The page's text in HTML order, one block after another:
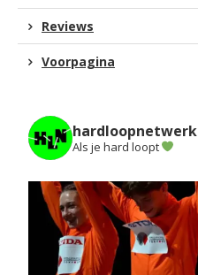
Reviews
Voorpagina
hardloopnetwerk
Als je hard loopt